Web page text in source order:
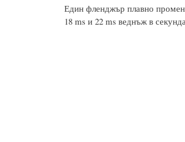
Един фленджър плавно
18 ms и 22 ms веднъж в